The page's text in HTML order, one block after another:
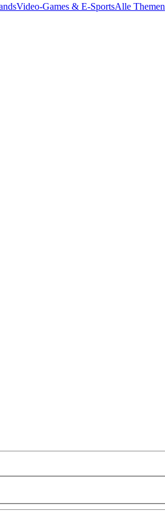
Video-Games & E-SportsAlle Themen